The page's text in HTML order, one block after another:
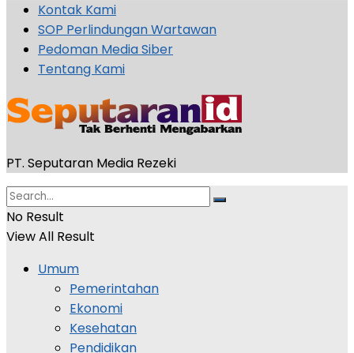
Kontak Kami
SOP Perlindungan Wartawan
Pedoman Media Siber
Tentang Kami
PT. Seputaran Media Rezeki
No Result
View All Result
Umum
Pemerintahan
Ekonomi
Kesehatan
Pendidikan